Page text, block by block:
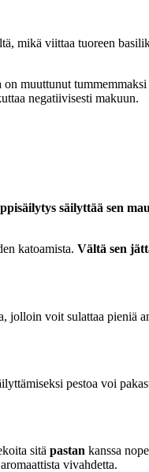
mikä viittaa tuoreen
muuttunut
negatiivisesti makuun.
säilyttää sen
katoamista. Vältä sen
jolloin voit sulattaa pieniä
pestoa voi
sitä pastan kanssa
vivahdetta.